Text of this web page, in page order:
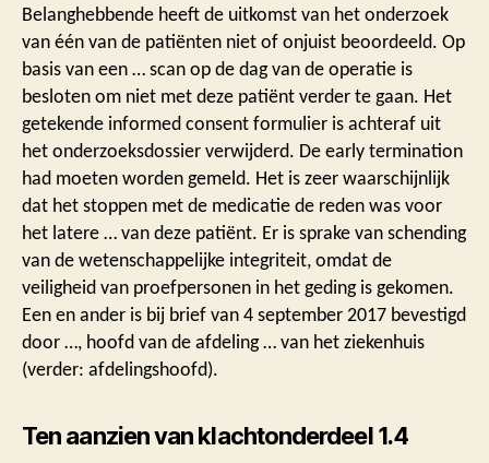
Belanghebbende heeft de uitkomst van het onderzoek
van één van de patiënten niet of onjuist beoordeeld. Op
basis van een … scan op de dag van de operatie is
besloten om niet met deze patiënt verder te gaan. Het
getekende informed consent formulier is achteraf uit
het onderzoeksdossier verwijderd. De early termination
had moeten worden gemeld. Het is zeer waarschijnlijk
dat het stoppen met de medicatie de reden was voor
het latere … van deze patiënt. Er is sprake van schending
van de wetenschappelijke integriteit, omdat de
veiligheid van proefpersonen in het geding is gekomen.
Een en ander is bij brief van 4 september 2017 bevestigd
door …, hoofd van de afdeling … van het ziekenhuis
(verder: afdelingshoofd).
Ten aanzien van klachtonderdeel 1.4